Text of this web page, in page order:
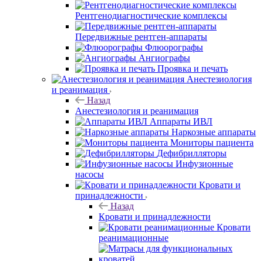
Рентгенодиагностические комплексы
Передвижные рентген-аппараты
Флюорографы
Ангиографы
Проявка и печать
Анестезиология
и реанимация
Назад
Анестезиология и реанимация
Аппараты ИВЛ
Наркозные аппараты
Мониторы пациента
Дефибрилляторы
Инфузионные
насосы
Кровати и
принадлежности
Назад
Кровати и принадлежности
Кровати
реанимационные